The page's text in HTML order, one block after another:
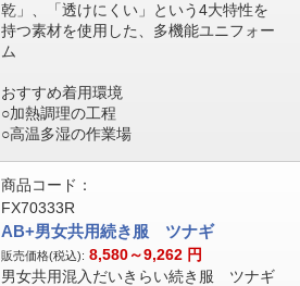
乾」、「透けにくい」という4大特性を
持つ素材を使用した、多機能ユニフォー
ム
おすすめ着用環境
○加熱調理の工程
○高温多湿の作業場
商品コード：
FX70333R
AB+男女共用続き服 ツナギ
販売価格(税込): 8,580～9,262 円
男女共用混入だいきらい続き服 ツナギ